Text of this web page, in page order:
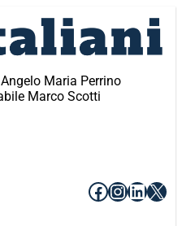
Maria Perrino
Marco Scotti
Facebook
X